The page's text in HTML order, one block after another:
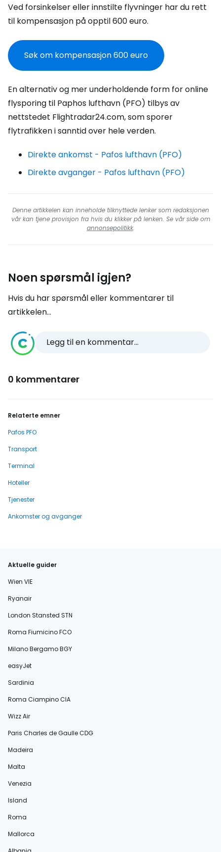
Ved forsinkelser eller innstilte flyvninger har du rett
til kompensasjon på opptil 600 euro.
Søk om kompensasjon 600 euro
En alternativ og mer underholdende form for online
flysporing til Paphos lufthavn (PFO) tilbys av
nettstedet Flightradar24.com, som sporer
flytrafikken i sanntid over hele verden.
Direkte ankomst - Pafos lufthavn (PFO)
Direkte avganger - Pafos lufthavn (PFO)
Denne artikkelen kan inneholde tilknyttede lenker som redaksjonen
vår kan tjene provisjon fra hvis du klikker på lenken. Se vår side om
annonsepolitikk.
Noen spørsmål igjen?
Hvis du har spørsmål eller kommentarer til
artikkelen...
Legg til en kommentar...
0 kommentarer
Relaterte emner
Pafos PFO
Transport
Terminal
Hoteller
Tjenester
Ankomster og avganger
Aktuelle guider
Wien VIE
Ryanair
London Stansted STN
Roma Fiumicino FCO
Milano Bergamo BGY
easyJet
Sardinia
Roma Ciampino CIA
Wizz Air
Paris Charles de Gaulle CDG
Madeira
Malta
Venezia
Island
Roma
Mallorca